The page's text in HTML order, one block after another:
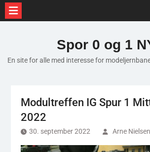
Spor 0 og 1
En site for alle med interesse for
Modultreffen IG Spur 1
2022
30. september 2022 Arne Nielsen